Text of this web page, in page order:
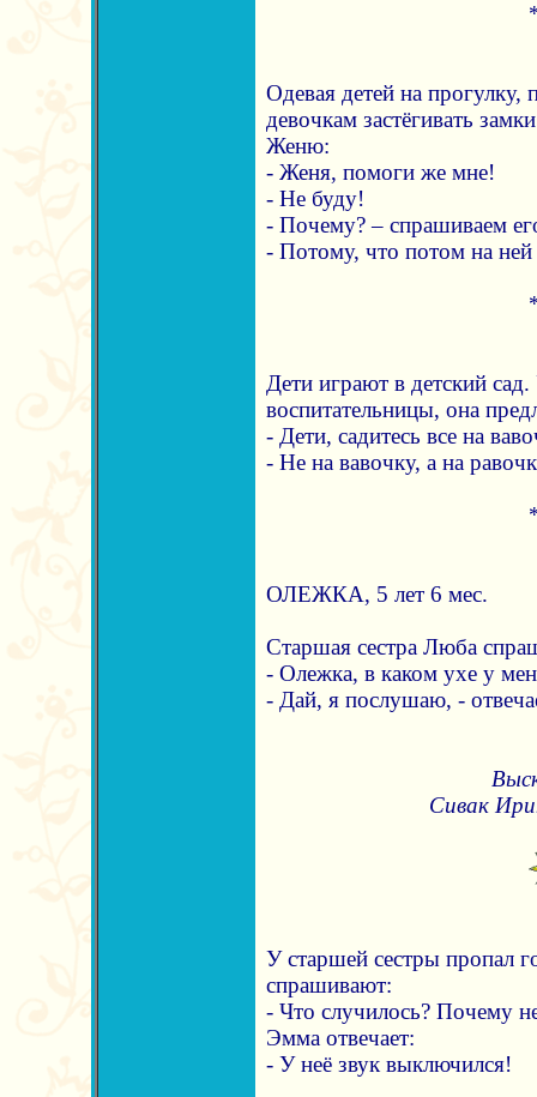
Одевая детей на прогулку,
девочкам застёгивать
Женю:
- Женя, помоги же мне!
- Не буду!
- Почему? – спрашиваем
- Потому, что потом на ней
Дети играют в детский
воспитательницы, она
- Дети, садитесь все на
- Не на вавочку, а на
ОЛЕЖКА, 5 лет 6 мес.
Старшая сестра Люба
- Олежка, в каком ухе у
- Дай, я послушаю, -
Сивак
У старшей сестры пропал
спрашивают:
- Что случилось? Почему
Эмма отвечает:
- У неё звук выключился!